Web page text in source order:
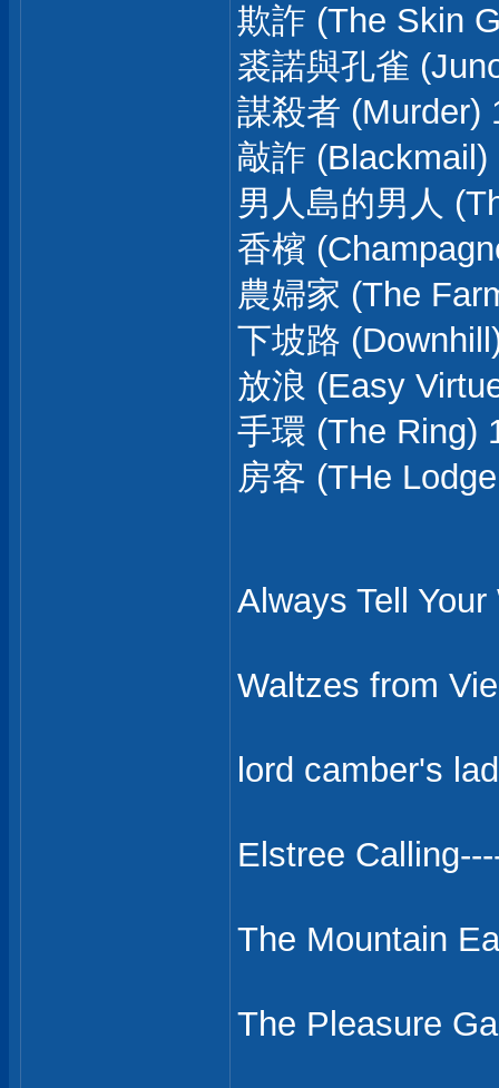
欺詐 (The Skin
裘諾與孔雀
謀殺者 (Murder)
敲詐 (Blackmail)
男人島的男人
香檳
農婦家 (The
下坡路
放浪 (Easy
手環 (The Ring)
房客 (THe
Always Tell
Waltzes from
lord camber's
Elstree
The Mountain
The Pleasure